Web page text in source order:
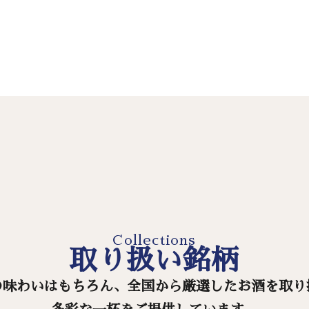
Collections
取り扱い銘柄
わいはもちろん、全国から厳選したお酒を取